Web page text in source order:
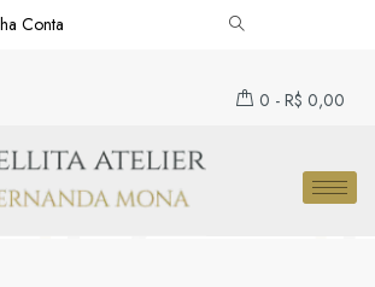
Conta
0 - R$ 0,00